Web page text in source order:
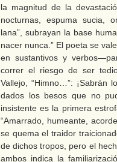
la magnitud de la
nocturnas, espuma sucia,
lana”, subrayan la base
nacer nunca.” El poeta se
en sustantivos y
correr el riesgo de ser
Vallejo, “Himno…”: ¡Sabrán
dados los besos que no
insistente es la primera
“Amarrado, humeante,
se quema el traidor
de dichos tropos, pero el
ambos indica la